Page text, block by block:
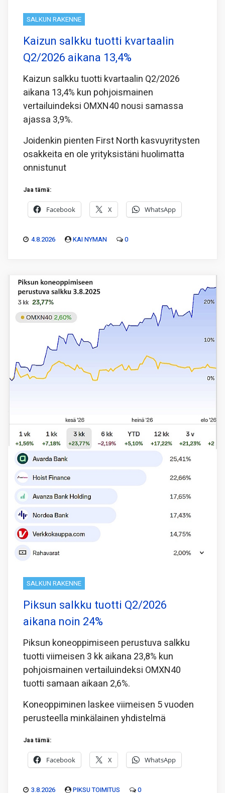
SALKUN RAKENNE
Kaizun salkku tuotti kvartaalin
Q2/2026 aikana 13,4%
Kaizun salkku tuotti kvartaalin Q2/2026
aikana 13,4% kun pohjoismainen
vertailuindeksi OMXN40 nousi samassa
ajassa 3,9%.
Joidenkin pienten First North kasvuyritysten
osakkeita en ole yrityksistäni huolimatta
onnistunut
Jaa tämä:
Facebook X WhatsApp
4.8.2026 KAI NYMAN 0
SALKUN RAKENNE
Piksun salkku tuotti Q2/2026
aikana noin 24%
Piksun koneoppimiseen perustuva salkku
tuotti viimeisen 3 kk aikana 23,8% kun
pohjoismainen vertailuindeksi OMXN40
tuotti samaan aikaan 2,6%.
Koneoppiminen laskee viimeisen 5 vuoden
perusteella minkälainen yhdistelmä
Jaa tämä:
Facebook X WhatsApp
3.8.2026 PIKSU TOIMITUS 0